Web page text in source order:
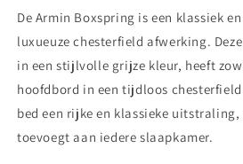
De Armin Boxspring is een klassiek
luxueuze chesterfield afwerking.
in een stijlvolle grijze kleur, heeft
hoofdbord in een tijdloos
bed een rijke en klassieke
toevoegt aan iedere slaapkamer.